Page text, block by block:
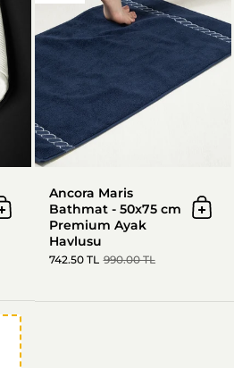
In den Warenkorb
Ancora Maris
Bathmat - 50x75 cm
Premium Ayak
Havlusu
742.50 TL 990.00 TL
In